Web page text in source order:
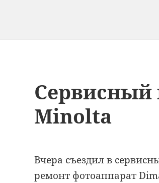
Сервисный
Minolta
Вчера съездил в
ремонт фотоаппарат